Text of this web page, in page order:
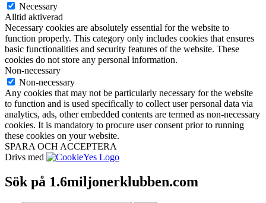
Necessary
Alltid aktiverad
Necessary cookies are absolutely essential for the website to
function properly. This category only includes cookies that ensures
basic functionalities and security features of the website. These
cookies do not store any personal information.
Non-necessary
Non-necessary
Any cookies that may not be particularly necessary for the website
to function and is used specifically to collect user personal data via
analytics, ads, other embedded contents are termed as non-necessary
cookies. It is mandatory to procure user consent prior to running
these cookies on your website.
SPARA OCH ACCEPTERA
Drivs med
Sök på 1.6miljonerklubben.com